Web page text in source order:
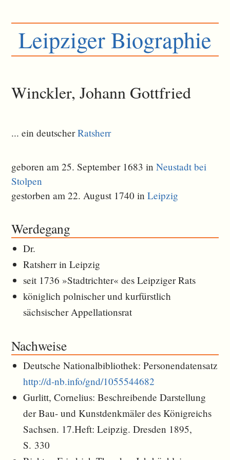
Leipziger Biographie
Winckler, Johann Gottfried
... ein deutscherRatsherr
geboren am 25. September 1683 inNeustadt bei
Stolpen
gestorben am 22. August 1740 inLeipzig
Werdegang
Dr.
Ratsherr in Leipzig
seit 1736 »Stadtrichter« des Leipziger Rats
königlich polnischer und kurfürstlich
sächsischer Appellationsrat
Nachweise
Deutsche Nationalbibliothek: Personendatensatz
http://d-nb.info/gnd/1055544682
Gurlitt, Cornelius: Beschreibende Darstellung
der Bau- und Kunstdenkmäler des Königreichs
Sachsen. 17.Heft: Leipzig. Dresden 1895,
S. 330